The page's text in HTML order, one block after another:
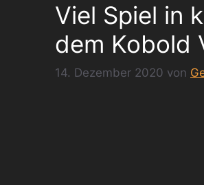
Viel Spiel in
dem Kobold
14. Dezember 2020 von